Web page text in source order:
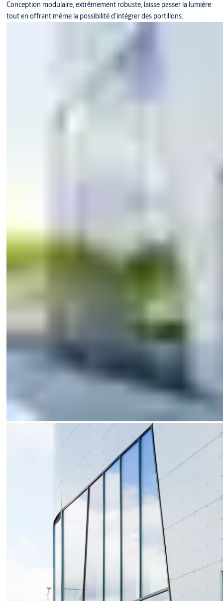
Conception modulaire, extrêmement robuste, laisse passer la lumière
tout en offrant même la possibilité d’intégrer des portillons.